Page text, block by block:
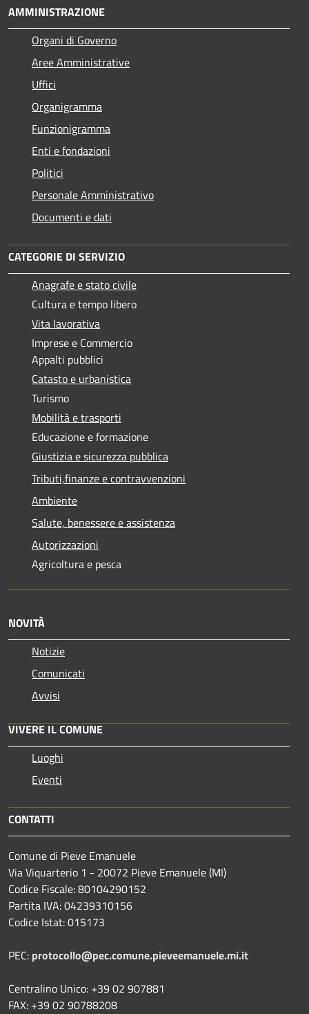
AMMINISTRAZIONE
Organi di Governo
Aree Amministrative
Uffici
Organigramma
Funzionigramma
Enti e fondazioni
Politici
Personale Amministrativo
Documenti e dati
CATEGORIE DI SERVIZIO
Anagrafe e stato civile
Cultura e tempo libero
Vita lavorativa
Imprese e Commercio
Appalti pubblici
Catasto e urbanistica
Turismo
Mobilità e trasporti
Educazione e formazione
Giustizia e sicurezza pubblica
Tributi,finanze e contravvenzioni
Ambiente
Salute, benessere e assistenza
Autorizzazioni
Agricoltura e pesca
NOVITÀ
Notizie
Comunicati
Avvisi
VIVERE IL COMUNE
Luoghi
Eventi
CONTATTI
Comune di Pieve Emanuele
Via Viquarterio 1 - 20072 Pieve Emanuele (MI)
Codice Fiscale: 80104290152
Partita IVA: 04239310156
Codice Istat: 015173
PEC: protocollo@pec.comune.pieveemanuele.mi.it
Centralino Unico: +39 02 907881
FAX: +39 02 90788208